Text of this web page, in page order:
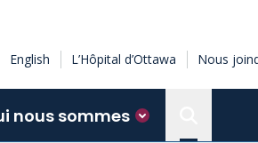
English L’Hôpital d’Ottawa Nous
nous sommes